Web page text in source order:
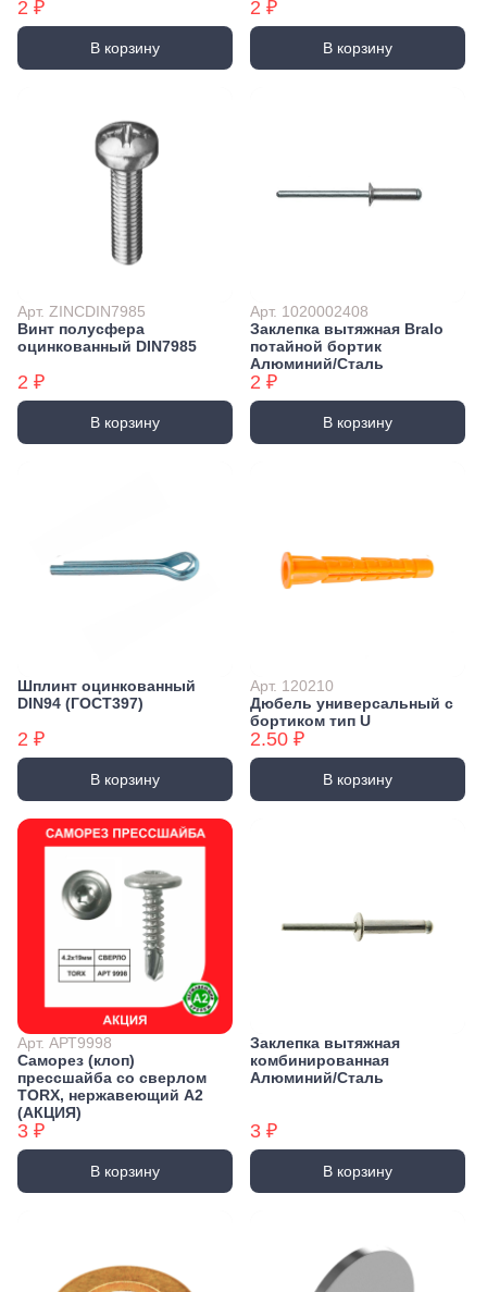
2 ₽
В корзину
2 ₽
В корзину
Арт. ZINCDIN7985
Винт полусфера
оцинкованный DIN7985
2 ₽
В корзину
Арт. 1020002408
Заклепка вытяжная Bralo
потайной бортик
Алюминий/Сталь
2 ₽
В корзину
Шплинт оцинкованный
DIN94 (ГОСТ397)
2 ₽
В корзину
Арт. 120210
Дюбель универсальный с
бортиком тип U
2.50 ₽
В корзину
Арт. АРТ9998
Саморез (клоп)
прессшайба со сверлом
TORX, нержавеющий А2
(АКЦИЯ)
3 ₽
В корзину
Заклепка вытяжная
комбинированная
Алюминий/Сталь
3 ₽
В корзину